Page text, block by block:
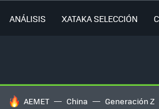
ANÁLISIS XATAKA SELECCIÓN
HOY SE HABLA DE
AEMET China Generación Z